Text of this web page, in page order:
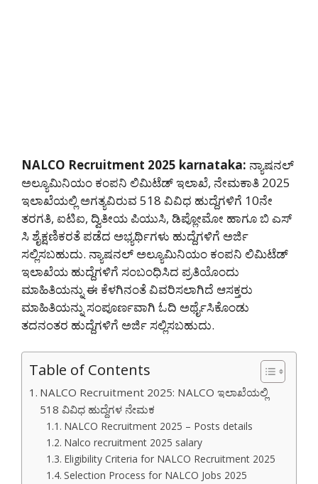
NALCO Recruitment 2025 karnataka: ನ್ಯಾಷನಲ್
ಅಲ್ಯೂಮಿನಿಯಂ ಕಂಪನಿ ಲಿಮಿಟೆಡ್ ಇಲಾಖೆ, ನೇಮಕಾತಿ 2025
ಇಲಾಖೆಯಲ್ಲಿ ಅಗತ್ಯವಿರುವ 518 ವಿವಿಧ ಹುದ್ದೆಗಳಿಗೆ 10ನೇ
ತರಗತಿ, ಐಟಿಐ, ದ್ವಿತೀಯ ಪಿಯುಸಿ, ಡಿಪ್ಲೋಮೋ ಹಾಗೂ ಬಿ ಎಸ್
ಸಿ ಶೈಕ್ಷಣಿಕರತೆ ಪಡೆದ ಅಭ್ಯರ್ಥಿಗಳು ಹುದ್ದೆಗಳಿಗೆ ಅರ್ಜಿ
ಸಲ್ಲಿಸಬಹುದು. ನ್ಯಾಷನಲ್ ಅಲ್ಯೂಮಿನಿಯಂ ಕಂಪನಿ ಲಿಮಿಟೆಡ್
ಇಲಾಖೆಯ ಹುದ್ದೆಗಳಿಗೆ ಸಂಬಂಧಿಸಿದ ಪ್ರತಿಯೊಂದು
ಮಾಹಿತಿಯನ್ನು ಈ ಕೆಳಗಿನಂತೆ ವಿವರಿಸಲಾಗಿದೆ ಆಸಕ್ತರು
ಮಾಹಿತಿಯನ್ನು ಸಂಪೂರ್ಣವಾಗಿ ಓದಿ ಅರ್ಥೈಸಿಕೊಂಡು
ತದನಂತರ ಹುದ್ದೆಗಳಿಗೆ ಅರ್ಜಿ ಸಲ್ಲಿಸಬಹುದು.
Table of Contents
NALCO Recruitment 2025: NALCO ಇಲಾಖೆಯಲ್ಲಿ
518 ವಿವಿಧ ಹುದ್ದೆಗಳ ನೇಮಕ
NALCO Recruitment 2025 – Posts details
Nalco recruitment 2025 salary
Eligibility Criteria for NALCO Recruitment 2025
Selection Process for NALCO Jobs 2025